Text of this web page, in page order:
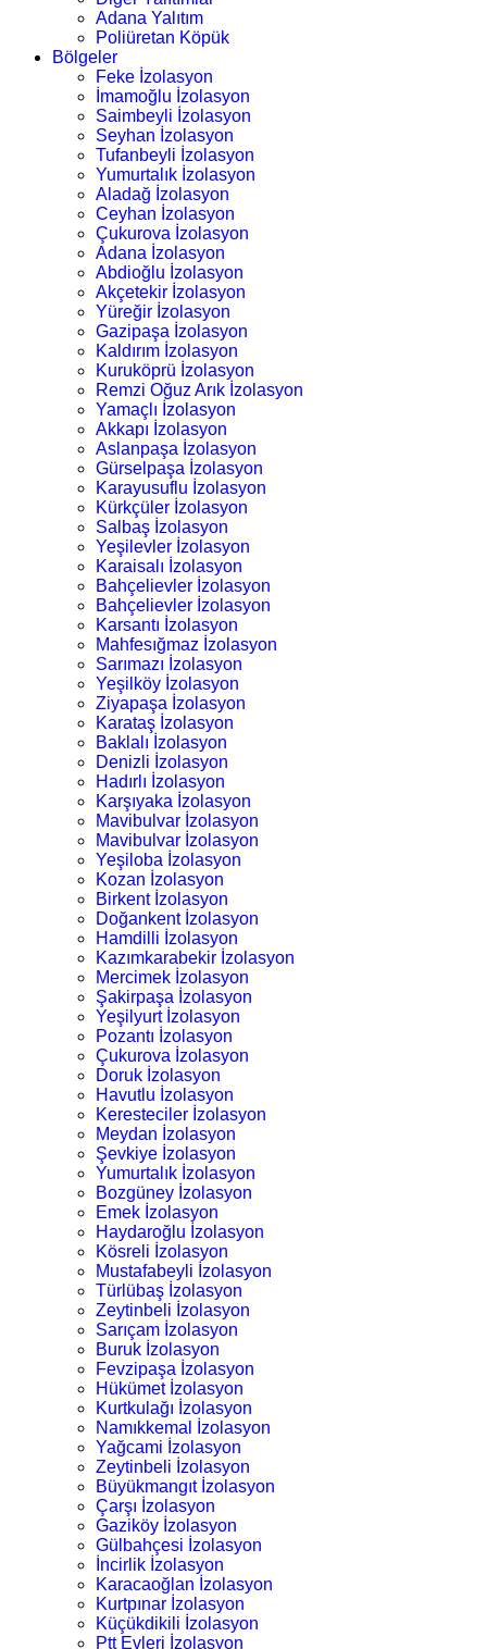
Adana Yalıtım
Poliüretan Köpük
Bölgeler
Feke İzolasyon
İmamoğlu İzolasyon
Saimbeyli İzolasyon
Seyhan İzolasyon
Tufanbeyli İzolasyon
Yumurtalık İzolasyon
Aladağ İzolasyon
Ceyhan İzolasyon
Çukurova İzolasyon
Adana İzolasyon
Abdioğlu İzolasyon
Akçetekir İzolasyon
Yüreğir İzolasyon
Gazipaşa İzolasyon
Kaldırım İzolasyon
Kuruköprü İzolasyon
Remzi Oğuz Arık İzolasyon
Yamaçlı İzolasyon
Akkapı İzolasyon
Aslanpaşa İzolasyon
Gürselpaşa İzolasyon
Karayusuflu İzolasyon
Kürkçüler İzolasyon
Salbaş İzolasyon
Yeşilevler İzolasyon
Karaisalı İzolasyon
Bahçelievler İzolasyon
Bahçelievler İzolasyon
Karsantı İzolasyon
Mahfesığmaz İzolasyon
Sarımazı İzolasyon
Yeşilköy İzolasyon
Ziyapaşa İzolasyon
Karataş İzolasyon
Baklalı İzolasyon
Denizli İzolasyon
Hadırlı İzolasyon
Karşıyaka İzolasyon
Mavibulvar İzolasyon
Mavibulvar İzolasyon
Yeşiloba İzolasyon
Kozan İzolasyon
Birkent İzolasyon
Doğankent İzolasyon
Hamdilli İzolasyon
Kazımkarabekir İzolasyon
Mercimek İzolasyon
Şakirpaşa İzolasyon
Yeşilyurt İzolasyon
Pozantı İzolasyon
Çukurova İzolasyon
Doruk İzolasyon
Havutlu İzolasyon
Keresteciler İzolasyon
Meydan İzolasyon
Şevkiye İzolasyon
Yumurtalık İzolasyon
Bozgüney İzolasyon
Emek İzolasyon
Haydaroğlu İzolasyon
Kösreli İzolasyon
Mustafabeyli İzolasyon
Türlübaş İzolasyon
Zeytinbeli İzolasyon
Sarıçam İzolasyon
Buruk İzolasyon
Fevzipaşa İzolasyon
Hükümet İzolasyon
Kurtkulağı İzolasyon
Namıkkemal İzolasyon
Yağcami İzolasyon
Zeytinbeli İzolasyon
Büyükmangıt İzolasyon
Çarşı İzolasyon
Gaziköy İzolasyon
Gülbahçesi İzolasyon
İncirlik İzolasyon
Karacaoğlan İzolasyon
Kurtpınar İzolasyon
Küçükdikili İzolasyon
Ptt Evleri İzolasyon